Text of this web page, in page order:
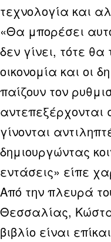
τεχνολογία και
«Θα μπορέσει
δεν γίνει, τότε θα
οικονομία και οι
παίζουν τον
αντεπεξέρχονται
γίνονται
δημιουργώντας
εντάσεις» είπε
Από την πλευρά
Θεσσαλίας,
βιβλίο είναι